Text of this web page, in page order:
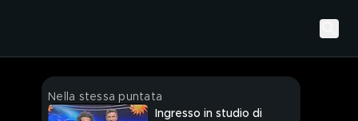
Nella stessa puntata
Ingresso in studio di